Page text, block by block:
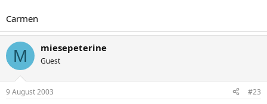
Carmen
M miesepeterine
Guest
9 August 2003 #23